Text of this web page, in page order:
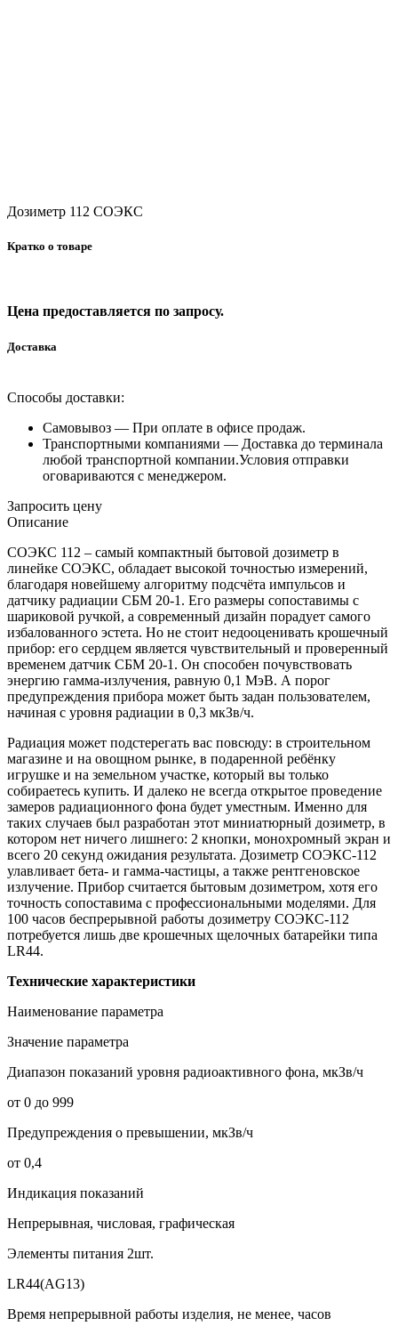
Дозиметр 112 СОЭКС
Кратко о товаре
Цена предоставляется по запросу.
Доставка
Способы доставки:
Самовывоз — При оплате в офисе продаж.
Транспортными компаниями — Доставка до терминала
любой транспортной компании.Условия отправки
оговариваются с менеджером.
Запросить цену
Описание
СОЭКС 112 – самый компактный бытовой дозиметр в
линейке СОЭКС, обладает высокой точностью измерений,
благодаря новейшему алгоритму подсчёта импульсов и
датчику радиации СБМ 20-1. Его размеры сопоставимы с
шариковой ручкой, а современный дизайн порадует самого
избалованного эстета. Но не стоит недооценивать крошечный
прибор: его сердцем является чувствительный и проверенный
временем датчик СБМ 20-1. Он способен почувствовать
энергию гамма-излучения, равную 0,1 МэВ. А порог
предупреждения прибора может быть задан пользователем,
начиная с уровня радиации в 0,3 мкЗв/ч.
Радиация может подстерегать вас повсюду: в строительном
магазине и на овощном рынке, в подаренной ребёнку
игрушке и на земельном участке, который вы только
собираетесь купить. И далеко не всегда открытое проведение
замеров радиационного фона будет уместным. Именно для
таких случаев был разработан этот миниатюрный дозиметр, в
котором нет ничего лишнего: 2 кнопки, монохромный экран и
всего 20 секунд ожидания результата. Дозиметр СОЭКС-112
улавливает бета- и гамма-частицы, а также рентгеновское
излучение. Прибор считается бытовым дозиметром, хотя его
точность сопоставима с профессиональными моделями. Для
100 часов беспрерывной работы дозиметру СОЭКС-112
потребуется лишь две крошечных щелочных батарейки типа
LR44.
Технические характеристики
Наименование параметра
Значение параметра
Диапазон показаний уровня радиоактивного фона, мкЗв/ч
от 0 до 999
Предупреждения о превышении, мкЗв/ч
от 0,4
Индикация показаний
Непрерывная, числовая, графическая
Элементы питания 2шт.
LR44(AG13)
Время непрерывной работы изделия, не менее, часов